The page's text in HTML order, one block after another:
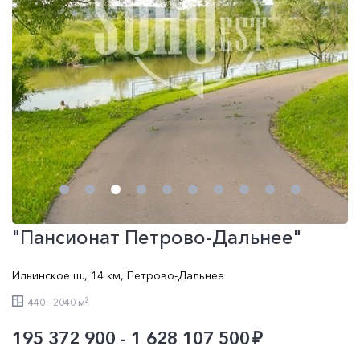
"Пансионат Петрово-Дальнее"
Ильинское ш., 14 км, Петрово-Дальнее
440 - 2040 м2
195 372 900 - 1 628 107 500